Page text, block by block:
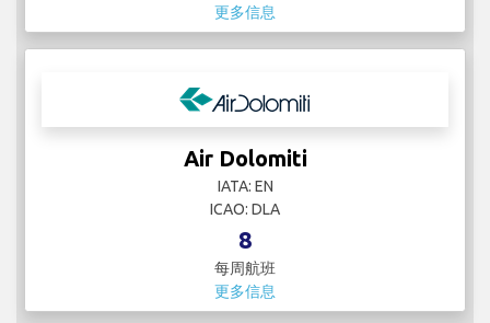
更多信息
Air Dolomiti
IATA: EN
ICAO: DLA
8
每周航班
更多信息